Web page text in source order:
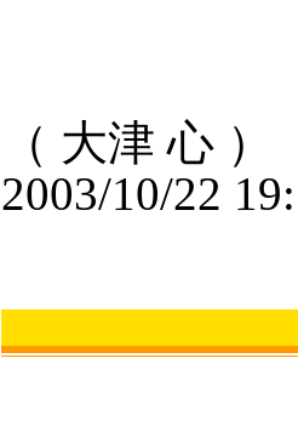
（ 大津 心 ）
2003/10/22